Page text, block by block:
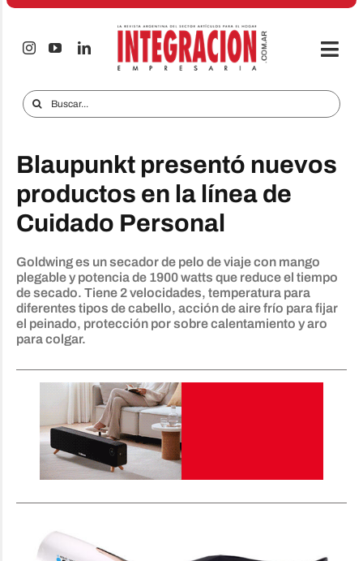
Saltar
Audio & TV
iTECNO
Celulares
Informes Especiales
Anuncie
Contacto
Buscar:
Blaupunkt presentó nuevos
productos en la línea de
Cuidado Personal
Goldwing es un secador de pelo de viaje con mango
plegable y potencia de 1900 watts que reduce el tiempo
de secado. Tiene 2 velocidades, temperatura para
diferentes tipos de cabello, acción de aire frío para fijar
el peinado, protección por sobre calentamiento y aro
para colgar.